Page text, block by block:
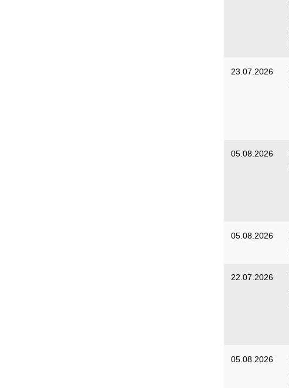
23.07.2026
05.08.2026
05.08.2026
22.07.2026
05.08.2026